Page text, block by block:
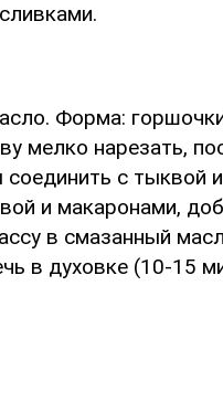
Форма:
мелко нарезать,
с тыквой и
и макаронами,
в смазанный
в духовке (10-15